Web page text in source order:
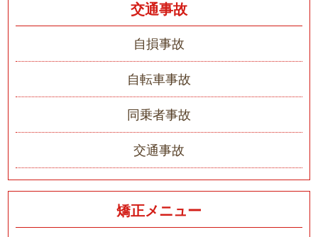
交通事故
自損事故
自転車事故
同乗者事故
交通事故
矯正メニュー